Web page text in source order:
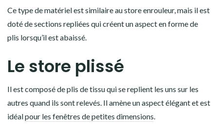
Ce type de matériel est similaire au store enrouleur, mais il est
doté de sections repliées qui créent un aspect en forme de
plis lorsqu’il est abaissé.
Le store plissé
Il est composé de plis de tissu qui se replient les uns sur les
autres quand ils sont relevés. Il amène un aspect élégant et est
idéalpour les fenêtres de petites dimensions.